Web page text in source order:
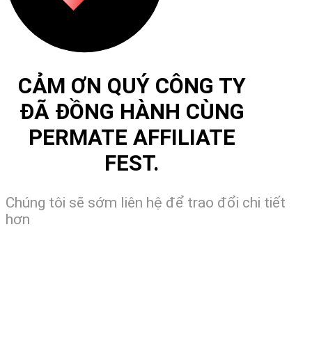
CẢM ƠN QUÝ CÔNG TY
ĐÃ ĐỒNG HÀNH CÙNG
PERMATE AFFILIATE
FEST.
Chúng tôi sẽ sớm liên hệ để trao đổi chi tiết
hơn